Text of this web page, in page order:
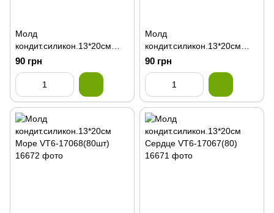
Молд
кондит.силикон.13*20см
Веточки VT6-17069(80)
90 грн
Молд
кондит.силикон.13*20см
Листики VT6-17065(80)
90 грн